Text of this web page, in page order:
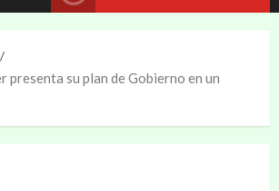
presenta su plan de Gobierno en un